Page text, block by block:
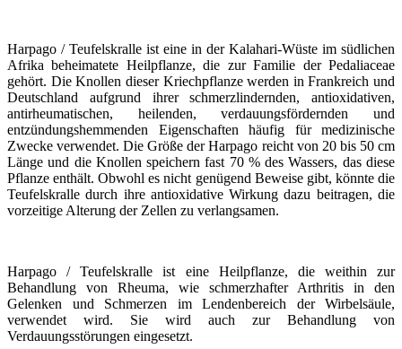
Harpago / Teufelskralle ist eine in der Kalahari-Wüste im südlichen
Afrika beheimatete Heilpflanze, die zur Familie der Pedaliaceae
gehört. Die Knollen dieser Kriechpflanze werden in Frankreich und
Deutschland aufgrund ihrer schmerzlindernden, antioxidativen,
antirheumatischen, heilenden, verdauungsfördernden und
entzündungshemmenden Eigenschaften häufig für medizinische
Zwecke verwendet. Die Größe der Harpago reicht von 20 bis 50 cm
Länge und die Knollen speichern fast 70 % des Wassers, das diese
Pflanze enthält. Obwohl es nicht genügend Beweise gibt, könnte die
Teufelskralle durch ihre antioxidative Wirkung dazu beitragen, die
vorzeitige Alterung der Zellen zu verlangsamen.
Harpago / Teufelskralle ist eine Heilpflanze, die weithin zur
Behandlung von Rheuma, wie schmerzhafter Arthritis in den
Gelenken und Schmerzen im Lendenbereich der Wirbelsäule,
verwendet wird. Sie wird auch zur Behandlung von
Verdauungsstörungen eingesetzt.